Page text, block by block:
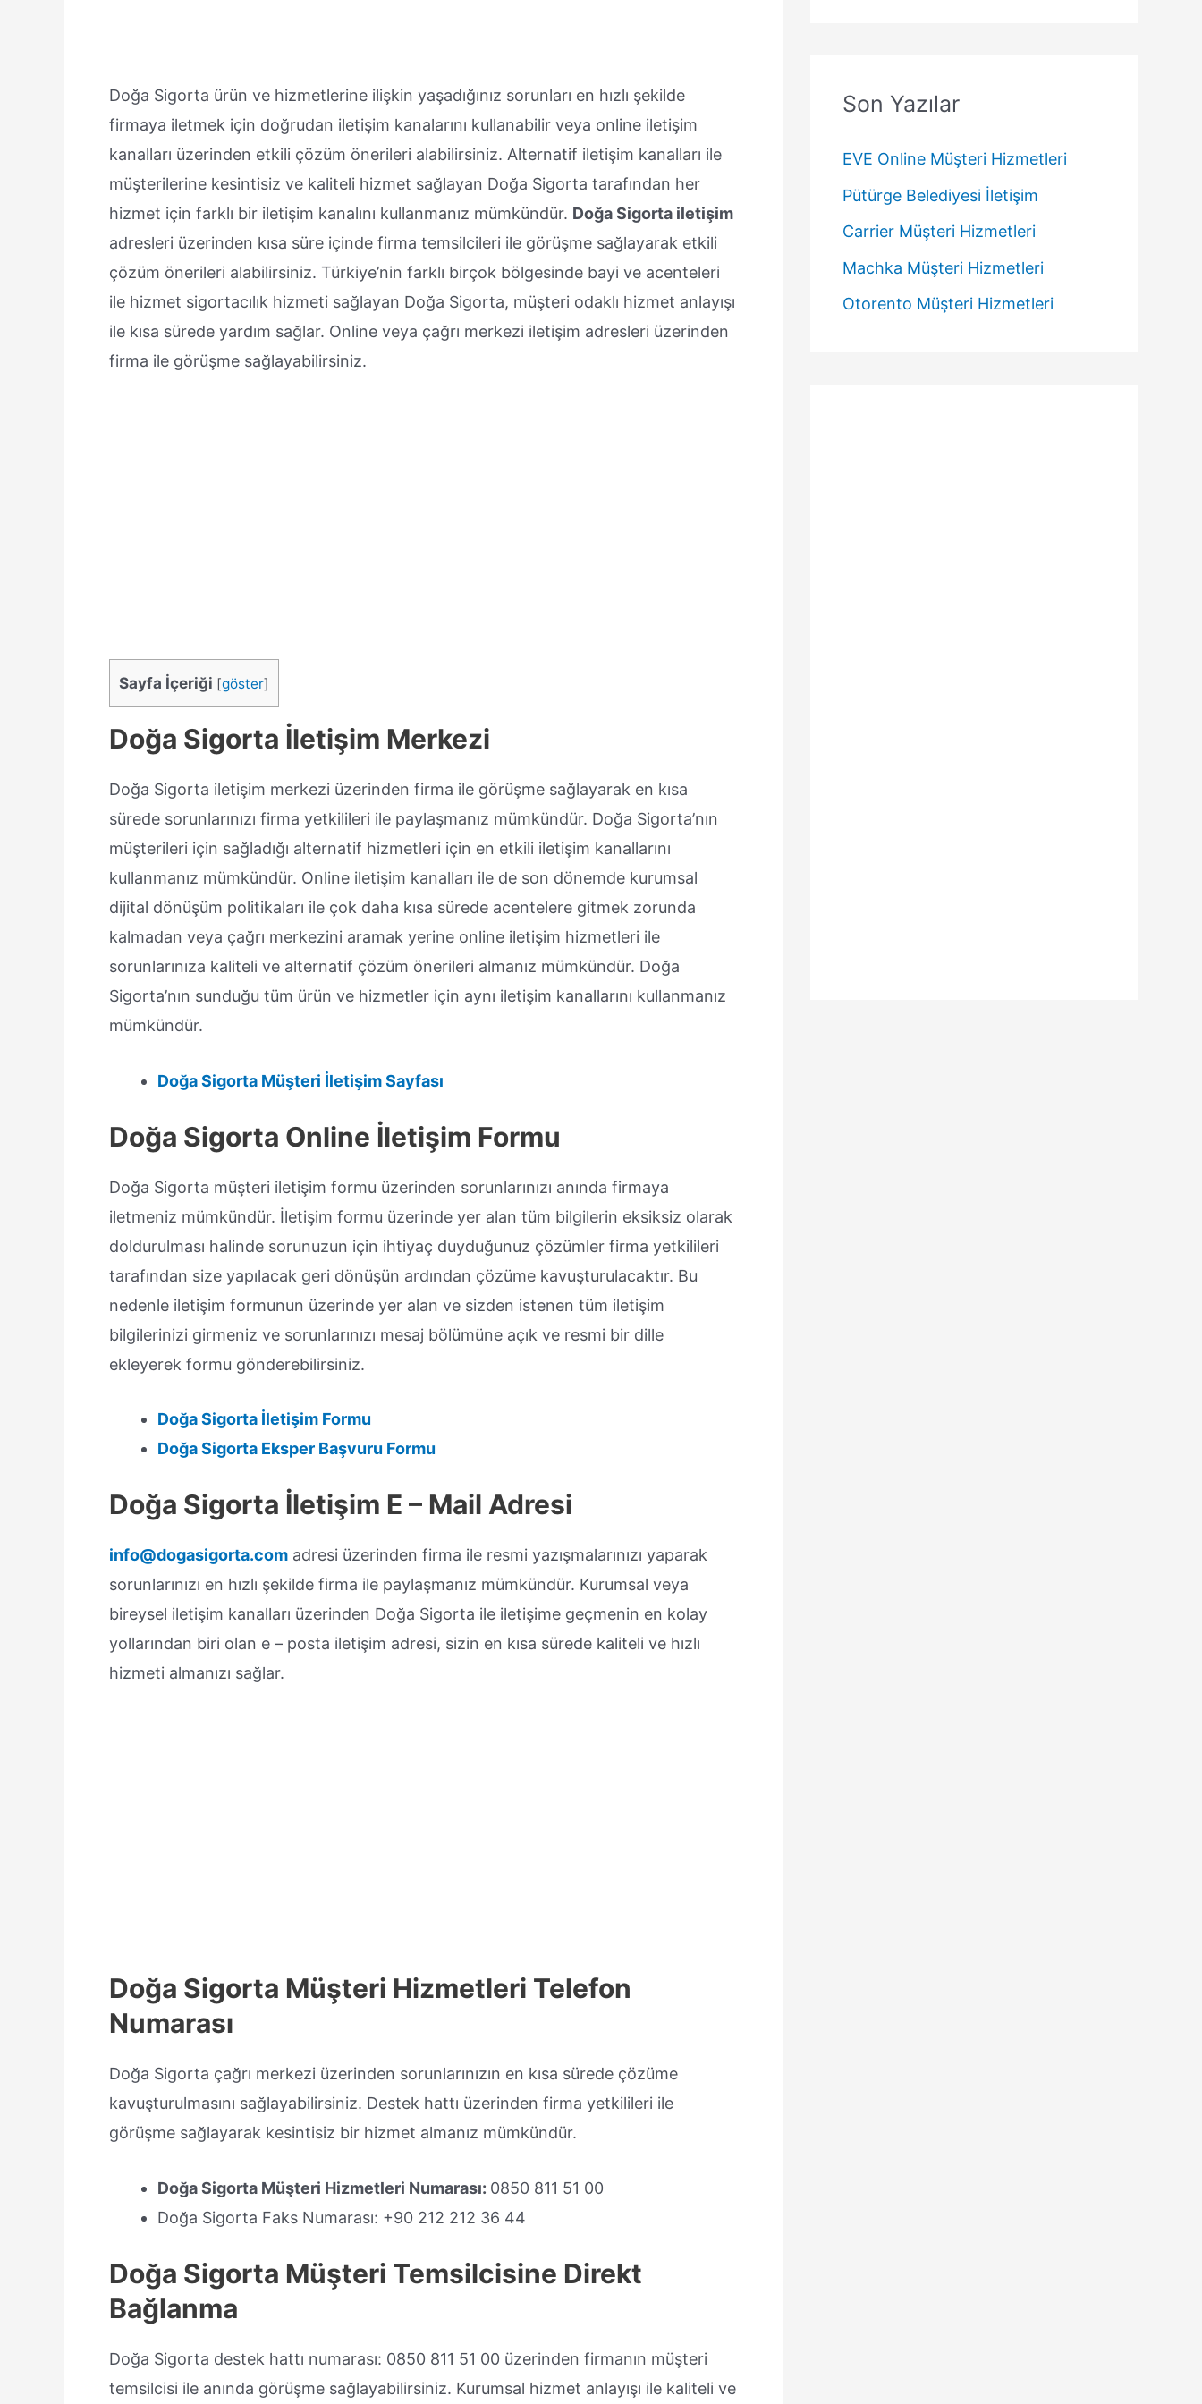
Doğa Sigorta ürün ve hizmetlerine ilişkin yaşadığınız sorunları en hızlı şekilde
firmaya iletmek için doğrudan iletişim kanalarını kullanabilir veya online iletişim
kanalları üzerinden etkili çözüm önerileri alabilirsiniz. Alternatif iletişim kanalları ile
müşterilerine kesintisiz ve kaliteli hizmet sağlayan Doğa Sigorta tarafından her
hizmet için farklı bir iletişim kanalını kullanmanız mümkündür. Doğa Sigorta iletişim
adresleri üzerinden kısa süre içinde firma temsilcileri ile görüşme sağlayarak etkili
çözüm önerileri alabilirsiniz. Türkiye’nin farklı birçok bölgesinde bayi ve acenteleri
ile hizmet sigortacılık hizmeti sağlayan Doğa Sigorta, müşteri odaklı hizmet anlayışı
ile kısa sürede yardım sağlar. Online veya çağrı merkezi iletişim adresleri üzerinden
firma ile görüşme sağlayabilirsiniz.
Sayfa İçeriği [göster]
Doğa Sigorta İletişim Merkezi
Doğa Sigorta iletişim merkezi üzerinden firma ile görüşme sağlayarak en kısa
sürede sorunlarınızı firma yetkilileri ile paylaşmanız mümkündür. Doğa Sigorta’nın
müşterileri için sağladığı alternatif hizmetleri için en etkili iletişim kanallarını
kullanmanız mümkündür. Online iletişim kanalları ile de son dönemde kurumsal
dijital dönüşüm politikaları ile çok daha kısa sürede acentelere gitmek zorunda
kalmadan veya çağrı merkezini aramak yerine online iletişim hizmetleri ile
sorunlarınıza kaliteli ve alternatif çözüm önerileri almanız mümkündür. Doğa
Sigorta’nın sunduğu tüm ürün ve hizmetler için aynı iletişim kanallarını kullanmanız
mümkündür.
Doğa Sigorta Müşteri İletişim Sayfası
Doğa Sigorta Online İletişim Formu
Doğa Sigorta müşteri iletişim formu üzerinden sorunlarınızı anında firmaya
iletmeniz mümkündür. İletişim formu üzerinde yer alan tüm bilgilerin eksiksiz olarak
doldurulması halinde sorunuzun için ihtiyaç duyduğunuz çözümler firma yetkilileri
tarafından size yapılacak geri dönüşün ardından çözüme kavuşturulacaktır. Bu
nedenle iletişim formunun üzerinde yer alan ve sizden istenen tüm iletişim
bilgilerinizi girmeniz ve sorunlarınızı mesaj bölümüne açık ve resmi bir dille
ekleyerek formu gönderebilirsiniz.
Doğa Sigorta İletişim Formu
Doğa Sigorta Eksper Başvuru Formu
Doğa Sigorta İletişim E – Mail Adresi
info@dogasigorta.com adresi üzerinden firma ile resmi yazışmalarınızı yaparak
sorunlarınızı en hızlı şekilde firma ile paylaşmanız mümkündür. Kurumsal veya
bireysel iletişim kanalları üzerinden Doğa Sigorta ile iletişime geçmenin en kolay
yollarından biri olan e – posta iletişim adresi, sizin en kısa sürede kaliteli ve hızlı
hizmeti almanızı sağlar.
Doğa Sigorta Müşteri Hizmetleri Telefon
Numarası
Doğa Sigorta çağrı merkezi üzerinden sorunlarınızın en kısa sürede çözüme
kavuşturulmasını sağlayabilirsiniz. Destek hattı üzerinden firma yetkilileri ile
görüşme sağlayarak kesintisiz bir hizmet almanız mümkündür.
Doğa Sigorta Müşteri Hizmetleri Numarası: 0850 811 51 00
Doğa Sigorta Faks Numarası: +90 212 212 36 44
Doğa Sigorta Müşteri Temsilcisine Direkt
Bağlanma
Doğa Sigorta destek hattı numarası: 0850 811 51 00 üzerinden firmanın müşteri
temsilcisi ile anında görüşme sağlayabilirsiniz. Kurumsal hizmet anlayışı ile kaliteli ve
Son Yazılar
EVE Online Müşteri Hizmetleri
Pütürge Belediyesi İletişim
Carrier Müşteri Hizmetleri
Machka Müşteri Hizmetleri
Otorento Müşteri Hizmetleri